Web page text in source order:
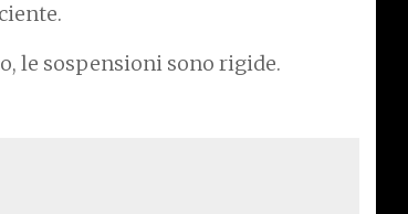
le sospensioni sono rigide.